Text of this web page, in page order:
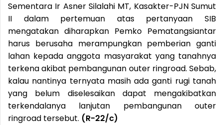
Sementara Ir Asner Silalahi MT, Kasakter-PJN Sumut
II dalam pertemuan atas pertanyaan SIB
mengatakan diharapkan Pemko Pematangsiantar
harus berusaha merampungkan pemberian ganti
lahan kepada anggota masyarakat yang tanahnya
terkena akibat pembangunan outer ringroad. Sebab,
kalau nantinya ternyata masih ada ganti rugi tanah
yang belum diselesaikan dapat mengakibatkan
terkendalanya lanjutan pembangunan outer
ringroad tersebut. (R-22/c)